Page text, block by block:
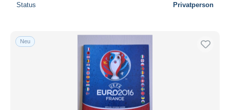
Wohnsitz des Verkäufers
Übernehmen
Status Privatperson
Neu